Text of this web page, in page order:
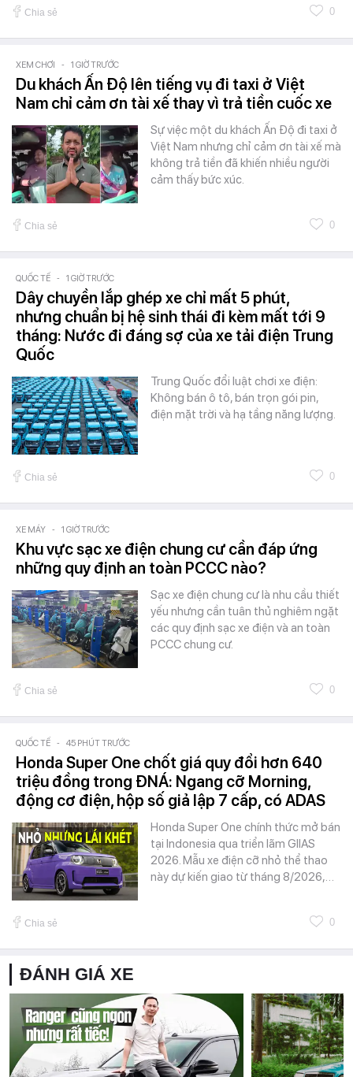
Chia sẻ 0
XEM CHƠI - 1 GIỜ TRƯỚC
Du khách Ấn Độ lên tiếng vụ đi taxi ở Việt
Nam chỉ cảm ơn tài xế thay vì trả tiền cuốc xe
Sự việc một du khách Ấn Độ đi taxi ở
Việt Nam nhưng chỉ cảm ơn tài xế mà
không trả tiền đã khiến nhiều người
cảm thấy bức xúc.
Chia sẻ 0
QUỐC TẾ - 1 GIỜ TRƯỚC
Dây chuyền lắp ghép xe chỉ mất 5 phút,
nhưng chuẩn bị hệ sinh thái đi kèm mất tới 9
tháng: Nước đi đáng sợ của xe tải điện Trung
Quốc
Trung Quốc đổi luật chơi xe điện:
Không bán ô tô, bán trọn gói pin,
điện mặt trời và hạ tầng năng lượng.
Chia sẻ 0
XE MÁY - 1 GIỜ TRƯỚC
Khu vực sạc xe điện chung cư cần đáp ứng
những quy định an toàn PCCC nào?
Sạc xe điện chung cư là nhu cầu thiết
yếu nhưng cần tuân thủ nghiêm ngặt
các quy định sạc xe điện và an toàn
PCCC chung cư.
Chia sẻ 0
QUỐC TẾ - 45 PHÚT TRƯỚC
Honda Super One chốt giá quy đổi hơn 640
triệu đồng trong ĐNÁ: Ngang cỡ Morning,
động cơ điện, hộp số giả lập 7 cấp, có ADAS
Honda Super One chính thức mở bán
tại Indonesia qua triển lãm GIIAS
2026. Mẫu xe điện cỡ nhỏ thể thao
này dự kiến giao từ tháng 8/2026,…
Chia sẻ 0
ĐÁNH GIÁ XE